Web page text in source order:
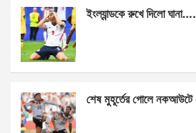
ইংল্যান্ডকে রুখে দিলো ঘানা….
শেষ মুহূর্তের গোলে নকআউটে